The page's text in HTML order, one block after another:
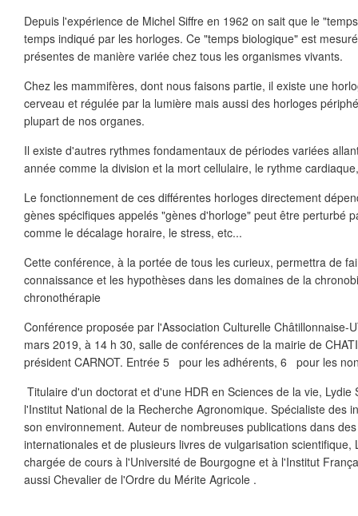
Depuis l'expérience de Michel Siffre en 1962 on sait que le
temps indiqué par les horloges. Ce "temps biologique" est
présentes de manière variée chez tous les organismes vivants.
Chez les mammifères, dont nous faisons partie, il existe une
cerveau et régulée par la lumière mais aussi des horloges
plupart de nos organes.
Il existe d'autres rythmes fondamentaux de périodes variées
année comme la division et la mort cellulaire, le rythme
Le fonctionnement de ces différentes horloges directement
gènes spécifiques appelés "gènes d'horloge" peut être perturbé
comme le décalage horaire, le stress, etc...
Cette conférence, à la portée de tous les curieux, permettra de
connaissance et les hypothèses dans les domaines de la
chronothérapie
Conférence proposée par l'Association Culturelle Châtillonnaise-
mars 2019, à 14 h 30, salle de conférences de la mairie de
président CARNOT. Entrée 5 pour les adhérents, 6 pour les
Titulaire d'un doctorat et d'une HDR en Sciences de la vie, Lydie
l'Institut National de la Recherche Agronomique. Spécialiste des
son environnement. Auteur de nombreuses publications dans
internationales et de plusieurs livres de vulgarisation scientifique,
chargée de cours à l'Université de Bourgogne et à l'Institut
aussi Chevalier de l'Ordre du Mérite Agricole .